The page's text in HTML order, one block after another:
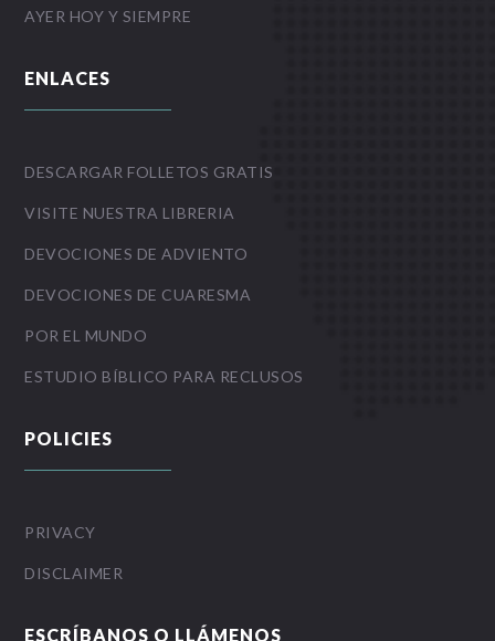
AYER HOY Y SIEMPRE
ENLACES
DESCARGAR FOLLETOS GRATIS
VISITE NUESTRA LIBRERIA
DEVOCIONES DE ADVIENTO
DEVOCIONES DE CUARESMA
POR EL MUNDO
ESTUDIO BÍBLICO PARA RECLUSOS
POLICIES
PRIVACY
DISCLAIMER
ESCRÍBANOS O LLÁMENOS